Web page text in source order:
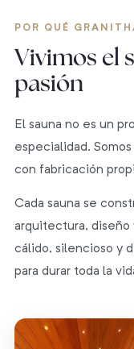
POR QUÉ
Vivimos el
pasión
El sauna no es un
especialidad.
con fabricación
Cada sauna se
arquitectura, diseño
cálido, silencioso y
para durar toda la